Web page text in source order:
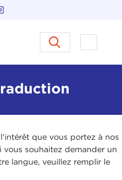
Carnegie Council sur
Ouvrir
que vous portez à nos
vous souhaitez demander un
langue, veuillez remplir le